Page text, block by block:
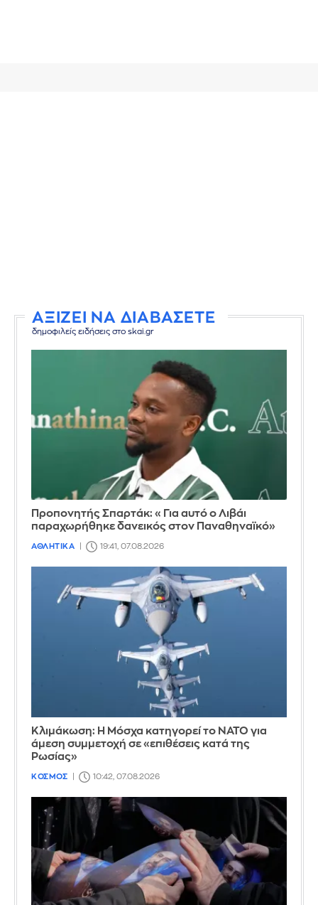
ΑΞΙΖΕΙ ΝΑ ΔΙΑΒΑΣΕΤΕ
δημοφιλείς ειδήσεις στο skai.gr
Προπονητής Σπαρτάκ: «Για αυτό ο Λιβάι
παραχωρήθηκε δανεικός στον Παναθηναϊκό»
ΑΘΛΗΤΙΚΑ 19:41, 07.08.2026
Κλιμάκωση: Η Μόσχα κατηγορεί το ΝΑΤΟ για
άμεση συμμετοχή σε «επιθέσεις κατά της
Ρωσίας»
ΚΟΣΜΟΣ 10:42, 07.08.2026